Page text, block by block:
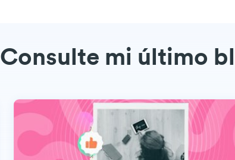
Consulte mi último